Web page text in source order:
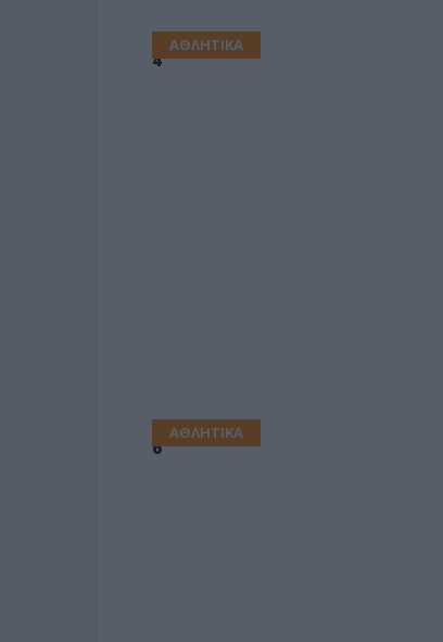
ΑΘΛΗΤΙΚΑ
4
ΑΘΛΗΤΙΚΑ
6